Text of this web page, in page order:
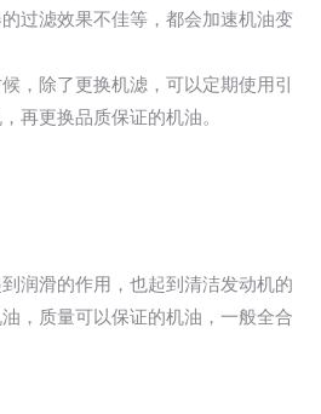
过滤效果不佳等，都会加速机油变
，除了更换机滤，可以定期使用引
再更换品质保证的机油。
润滑的作用，也起到清洁发动机的
，质量可以保证的机油，一般全合